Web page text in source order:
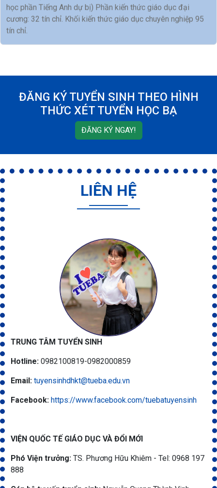
Khối lượng kiến thức toàn khóa 127 tín chỉ (không tính các
học phần Tiếng Anh dự bị) Phần kiến thức giáo dục đại
cương: 32 tín chỉ. Khối kiến thức giáo dục chuyên nghiệp 95
ĐĂNG KÝ TUYỂN SINH THEO HÌNH
THỨC XÉT TUYỂN HỌC BẠ
ĐĂNG KÝ NGAY!
LIÊN HỆ
TRUNG TÂM TUYỂN SINH
Hotline: 0982100819-0982000859
Email: tuyensinhdhkt@tueba.edu.vn
Facebook: https://www.facebook.com/tuebatuyensinh
VIỆN QUỐC TẾ GIÁO DỤC VÀ ĐỔI MỚI
Phó Viện trưởng: TS. Phương Hữu Khiêm - Tel: 0968 197
888